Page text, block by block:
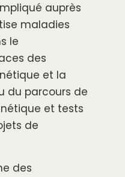
auprès
maladies
le
des
et la
du parcours de
et tests
de
des